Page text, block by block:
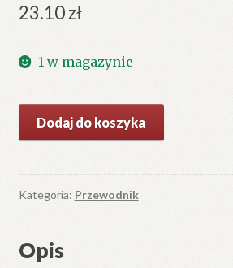
23.10zł
1 w magazynie
Rośliny
Polskich.
Ilustrowany
Dodaj do koszyka
Kategoria: Przewodnik
Opis